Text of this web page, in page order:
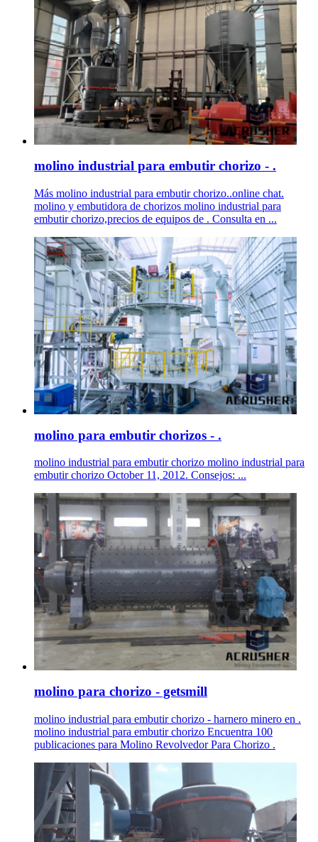
molino industrial para embutir chorizo - .
Más molino industrial para embutir chorizo..online chat.
molino y embutidora de chorizos molino industrial para
embutir chorizo,precios de equipos de . Consulta en ...
molino para embutir chorizos - .
molino industrial para embutir chorizo molino industrial para
embutir chorizo October 11, 2012. Consejos: ...
molino para chorizo - getsmill
molino industrial para embutir chorizo - harnero minero en .
molino industrial para embutir chorizo Encuentra 100
publicaciones para Molino Revolvedor Para Chorizo .